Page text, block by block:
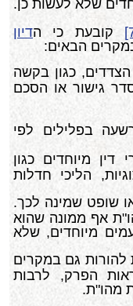
שלא לעשות כן.
קובעת כי הדיון
הבאים:
כגון בקשה
גישור או הסכם
בפלילים לפי
מיוחדים כגון
הליכי חדלות
שופט שמינה לכך.
אף ממונה שהוא
מיוחדים, שלא
להורות גם במקרים
הפרק, לרבות
מהו"ת.